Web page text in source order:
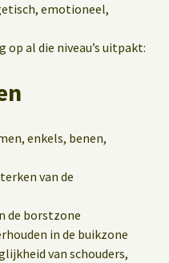
emotioneel,
op al die niveau’s uitpakt:
enkels, benen,
van de
de borstzone
in de buikzone
van schouders,